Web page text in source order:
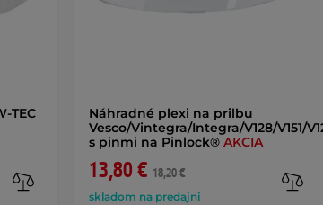
TEC
Náhradné plexi na prilbu
Vesco/Vintegra/Integra/V128/V151/
s pinmi na Pinlock® AKCIA
13,80 € 18,20 €
skladom na predajni